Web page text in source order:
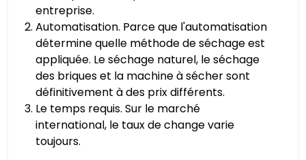
entreprise.
Automatisation. Parce que l'automatisation
détermine quelle méthode de séchage est
appliquée. Le séchage naturel, le séchage
des briques et la machine à sécher sont
définitivement à des prix différents.
Le temps requis. Sur le marché
international, le taux de change varie
toujours.